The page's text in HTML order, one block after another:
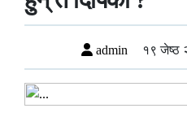
admin १९ जेष्ठ